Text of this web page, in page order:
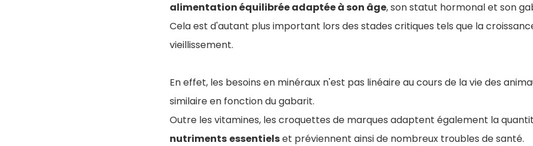
alimentation équilibrée adaptée à son âge, son statut hormonal et son
Cela est d'autant plus important lors des stades critiques tels que la
vieillissement.
En effet, les besoins en minéraux n'est pas linéaire au cours de la vie des
similaire en fonction du gabarit.
Outre les vitamines, les croquettes de marques adaptent également la
nutriments essentielset préviennent ainsi de nombreux troubles de santé.